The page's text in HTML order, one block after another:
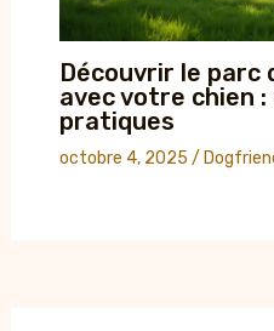
Découvrir le parc
avec votre chien
pratiques
octobre 4, 2025 /